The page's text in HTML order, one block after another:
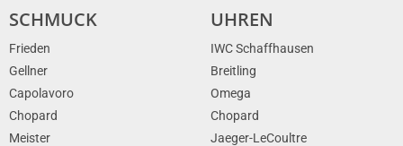
SCHMUCK
Frieden
Gellner
Capolavoro
Chopard
Meister
UHREN
IWC Schaffhausen
Breitling
Omega
Chopard
Jaeger-LeCoultre